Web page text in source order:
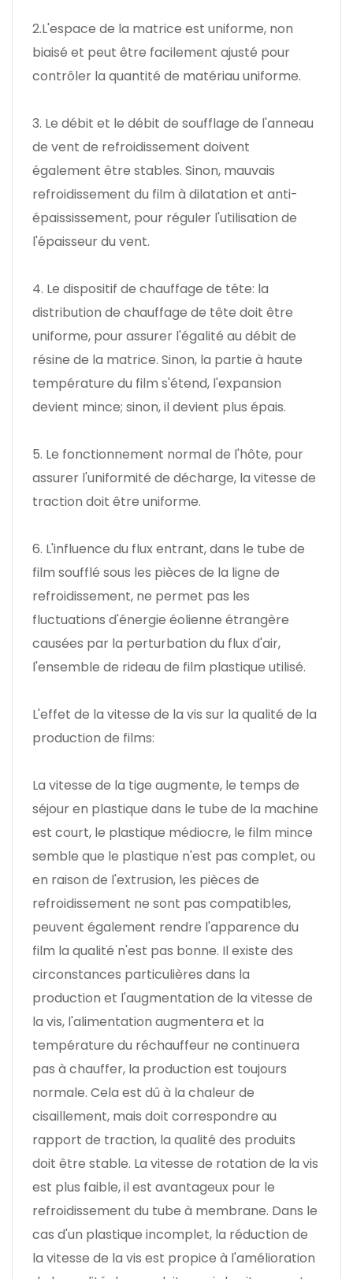
2.L'espace de la matrice est uniforme, non
biaisé et peut être facilement ajusté pour
contrôler la quantité de matériau uniforme.
3. Le débit et le débit de soufflage de l'anneau
de vent de refroidissement doivent
également être stables. Sinon, mauvais
refroidissement du film à dilatation et anti-
épaississement, pour réguler l'utilisation de
l'épaisseur du vent.
4. Le dispositif de chauffage de tête: la
distribution de chauffage de tête doit être
uniforme, pour assurer l'égalité au débit de
résine de la matrice. Sinon, la partie à haute
température du film s'étend, l'expansion
devient mince; sinon, il devient plus épais.
5. Le fonctionnement normal de l'hôte, pour
assurer l'uniformité de décharge, la vitesse de
traction doit être uniforme.
6. L'influence du flux entrant, dans le tube de
film soufflé sous les pièces de la ligne de
refroidissement, ne permet pas les
fluctuations d'énergie éolienne étrangère
causées par la perturbation du flux d'air,
l'ensemble de rideau de film plastique utilisé.
L'effet de la vitesse de la vis sur la qualité de la
production de films:
La vitesse de la tige augmente, le temps de
séjour en plastique dans le tube de la machine
est court, le plastique médiocre, le film mince
semble que le plastique n'est pas complet, ou
en raison de l'extrusion, les pièces de
refroidissement ne sont pas compatibles,
peuvent également rendre l'apparence du
film la qualité n'est pas bonne. Il existe des
circonstances particulières dans la
production et l'augmentation de la vitesse de
la vis, l'alimentation augmentera et la
température du réchauffeur ne continuera
pas à chauffer, la production est toujours
normale. Cela est dû à la chaleur de
cisaillement, mais doit correspondre au
rapport de traction, la qualité des produits
doit être stable. La vitesse de rotation de la vis
est plus faible, il est avantageux pour le
refroidissement du tube à membrane. Dans le
cas d'un plastique incomplet, la réduction de
la vitesse de la vis est propice à l'amélioration